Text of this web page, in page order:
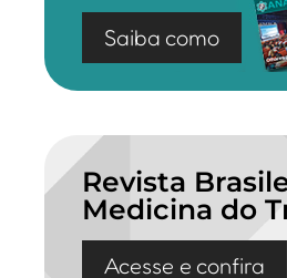
Saiba como
Revista
Medicina do
Acesse e confira